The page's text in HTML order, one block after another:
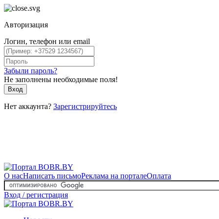
Авторизация
Логин, телефон или email
Забыли пароль?
Не заполнены необходимые поля!
Вход
Нет аккаунта? Зарегистрируйтесь
О насНаписать письмоРеклама на порталеОплата
Вход / регистрация